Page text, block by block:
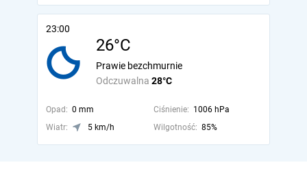
23:00
26°C
Odczuwalna 28°C
Prawie bezchmurnie
Opad: 0 mm Ciśnienie: 1006 hPa
Wiatr:
5 km/h Wilgotność: 85%